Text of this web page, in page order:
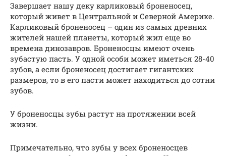
Завершает нашу деку карликовый броненосец,
который живет в Центральной и Северной Америке.
Карликовый броненосец – один из самых древних
жителей нашей планеты, который жил еще во
времена динозавров. Броненосцы имеют очень
зубастую пасть. У одной особи может иметься 28-40
зубов, а если броненосец достигает гигантских
размеров, то в его пасти может находиться до сотни
зубов.
У броненосцы зубы растут на протяжении всей
жизни.
Примечательно, что зубы у всех броненосцев